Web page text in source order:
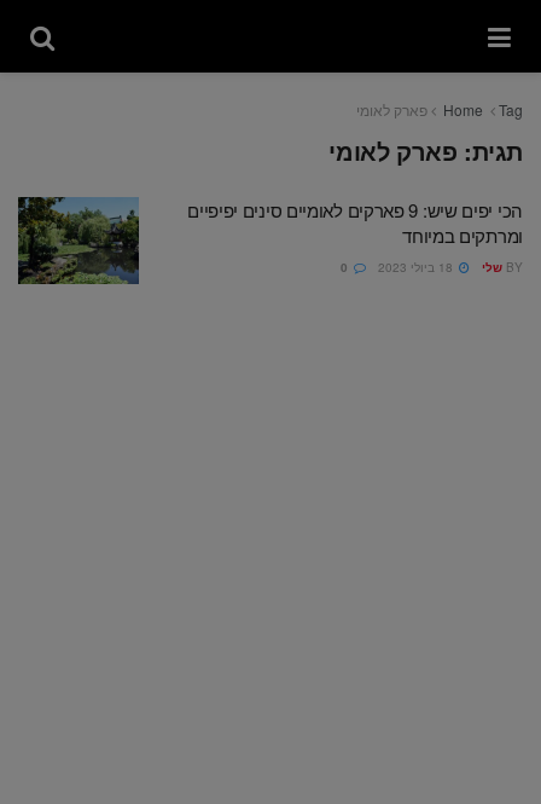
Home Tag פארק לאומי
תגית: פארק לאומי
הכי יפים שיש: 9 פארקים לאומיים סינים יפיפיים
ומרתקים במיוחד
BY שלי